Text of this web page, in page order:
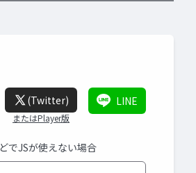
(Twitter)
またはPlayer版
LINE
でJSが使えない場合